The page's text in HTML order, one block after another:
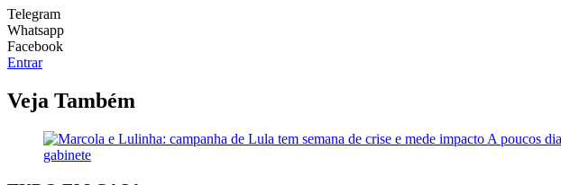
Telegram
Whatsapp
Facebook
Entrar
Veja Também